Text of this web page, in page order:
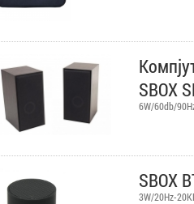
SBOX
6W/60db/
SBOX
3W/20Hz-